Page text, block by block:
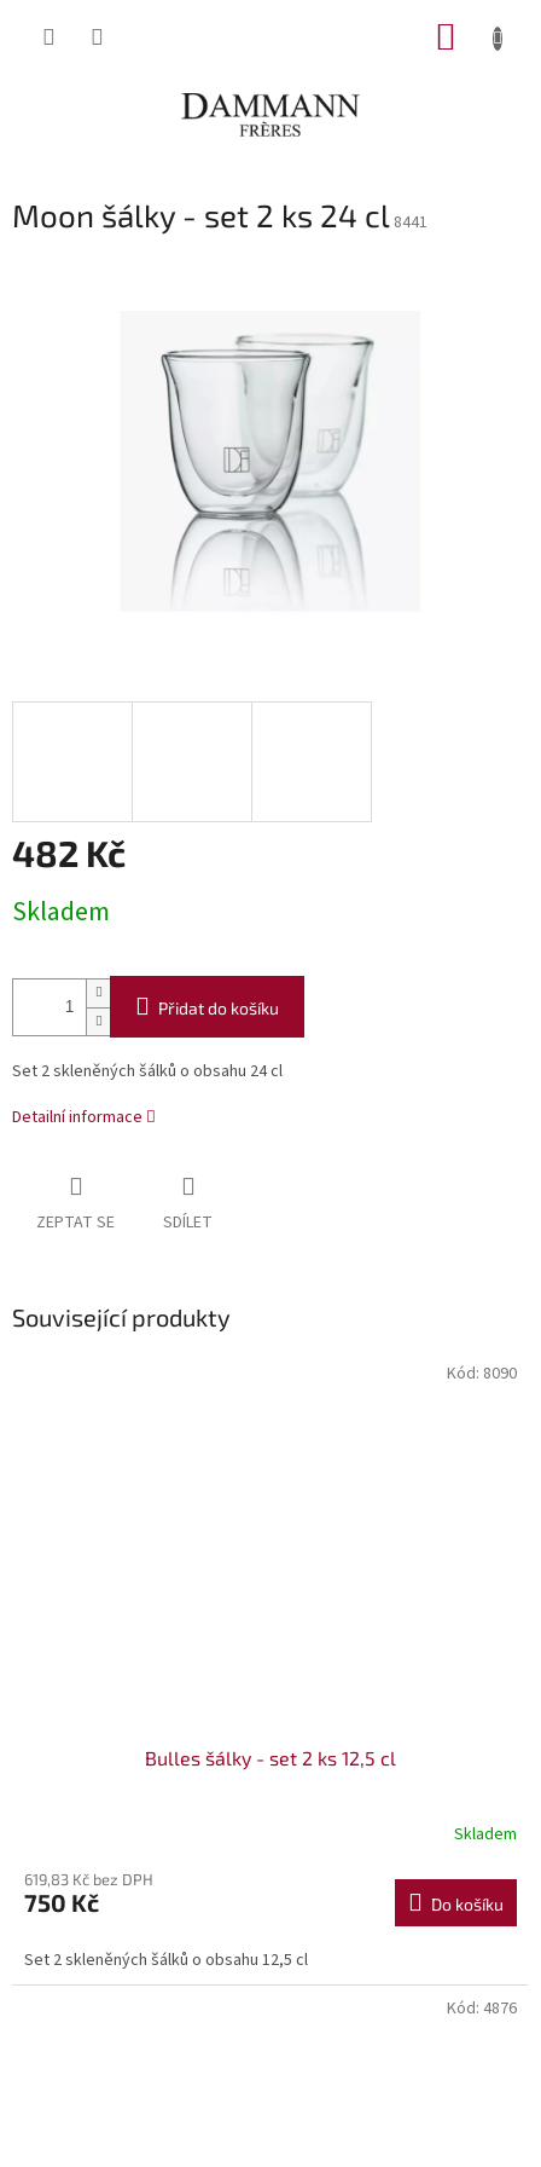
Moon šálky - set 2 ks 24 cl 8441
482 Kč
cena:
Skladem
Přidat do košíku
Set 2 skleněných šálků o obsahu 24 cl
Detailní informace
ZEPTAT SE SDÍLET
Související produkty
Bulles šálky - set 2 ks 12,5 cl
Skladem
619,83 Kč bez DPH
750 Kč Do košíku
Set 2 skleněných šálků o obsahu 12,5 cl
Kód: 8090
Kód: 4876